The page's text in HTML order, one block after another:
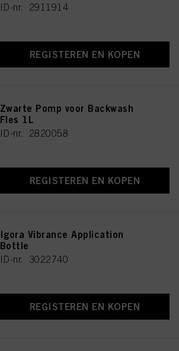
ID-nr. 2911914
REGISTEREN EN KOPEN
Zwarte Pomp voor Backwash
Fles 1L
ID-nr. 2820058
REGISTEREN EN KOPEN
Igora Vibrance Application
Bottle
ID-nr. 3022740
REGISTEREN EN KOPEN